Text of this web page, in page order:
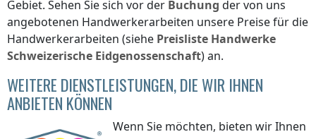
Gebiet. Sehen Sie sich vor der Buchung der von uns
angebotenen Handwerkerarbeiten unsere Preise für die
Handwerkerarbeiten (siehe Preisliste Handwerke
Schweizerische Eidgenossenschaft) an.
WEITERE DIENSTLEISTUNGEN, DIE WIR IHNEN
ANBIETEN KÖNNEN
Wenn Sie möchten, bieten wir Ihnen